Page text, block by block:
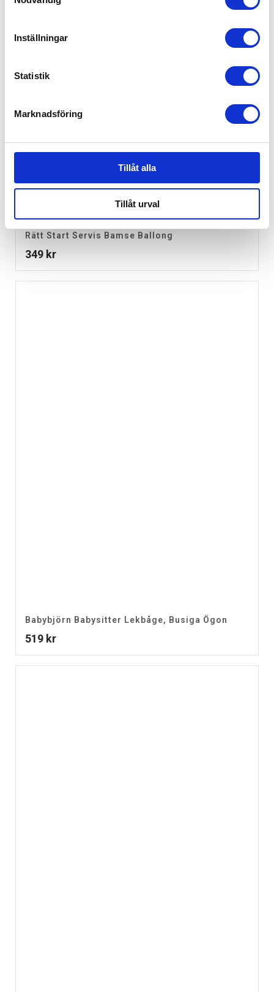
Inställningar
Statistik
Marknadsföring
Tillåt alla
Tillåt urval
Rätt Start Servis Bamse Ballong
349 kr
Babybjörn Babysitter Lekbåge, Busiga Ögon
519 kr